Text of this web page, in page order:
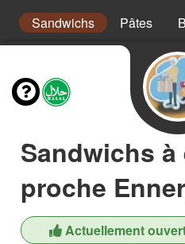
Sandwichs Pâtes
Sandwichs
proche
Actuellement